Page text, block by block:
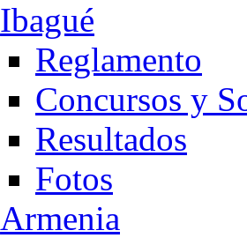
Ibagué
Reglamento
Concursos y
Resultados
Fotos
Armenia